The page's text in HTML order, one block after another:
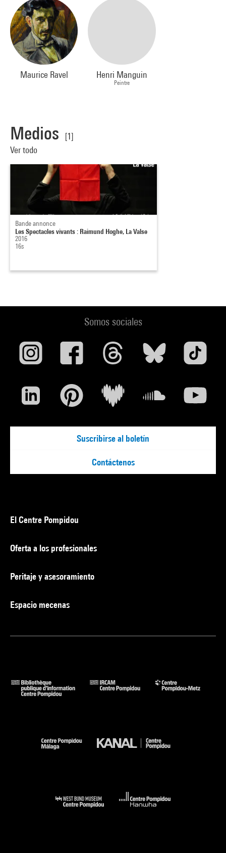
Maurice Ravel Henri Manguin
Peintre
Medios
[1]
Ver todo
Bande annonce
Les Spectacles vivants : Raimund Hoghe, La Valse
2016
16s
Somos sociales
Suscribirse al boletín
Contáctenos
El Centre Pompidou
Oferta a los profesionales
Peritaje y asesoramiento
Espacio mecenas